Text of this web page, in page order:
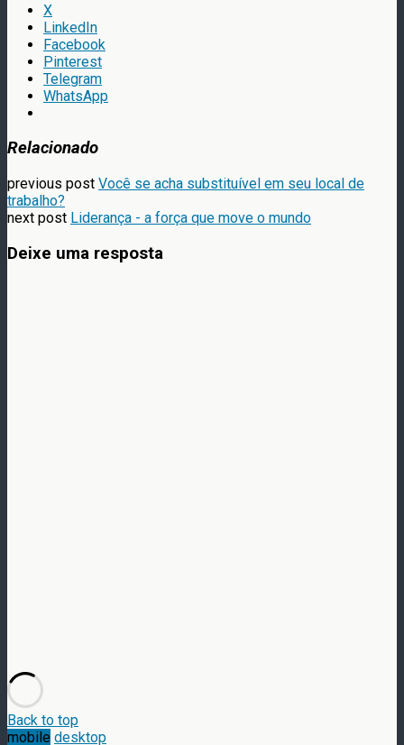
X
LinkedIn
Facebook
Pinterest
Telegram
WhatsApp
Relacionado
previous post Você se acha substituível em seu local de
trabalho?
next post Liderança - a força que move o mundo
Deixe uma resposta
Back to top
mobile desktop